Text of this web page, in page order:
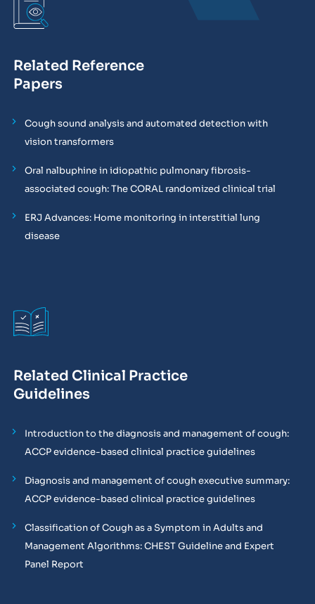
Related Reference
Papers
Cough sound analysis and automated detection with
vision transformers
Oral nalbuphine in idiopathic pulmonary fibrosis-
associated cough: The CORAL randomized clinical trial
ERJ Advances: Home monitoring in interstitial lung
disease
Related Clinical Practice
Guidelines
Introduction to the diagnosis and management of cough:
ACCP evidence-based clinical practice guidelines
Diagnosis and management of cough executive summary:
ACCP evidence-based clinical practice guidelines
Classification of Cough as a Symptom in Adults and
Management Algorithms: CHEST Guideline and Expert
Panel Report